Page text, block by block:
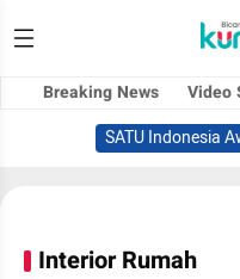
Breaking News Video
SATU Indonesia
Interior Rumah